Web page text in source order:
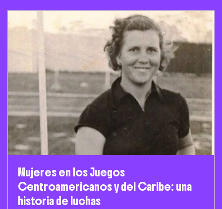
Mujeres en los Juegos
Centroamericanos y del Caribe: una
historia de luchas